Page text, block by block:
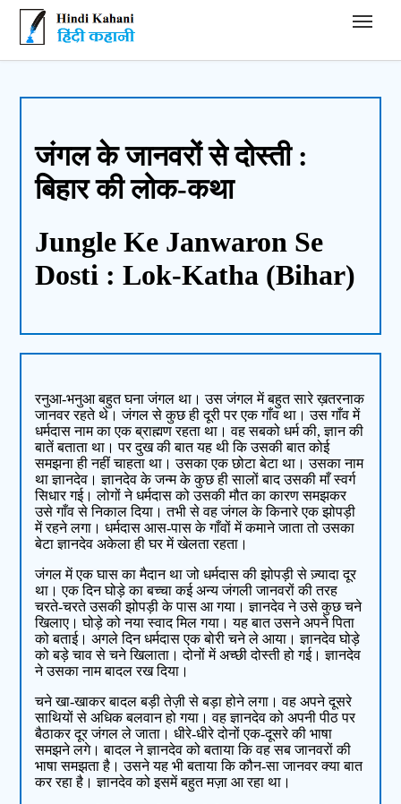
Hindi Kahani - हिंदी कहानी
जंगल के जानवरों से दोस्ती :
बिहार की लोक-कथा
Jungle Ke Janwaron Se
Dosti : Lok-Katha (Bihar)
रनुआ-भनुआ बहुत घना जंगल था। उस जंगल में बहुत सारे ख़तरनाक
जानवर रहते थे। जंगल से कुछ ही दूरी पर एक गाँव था। उस गाँव में
धर्मदास नाम का एक ब्राह्मण रहता था। वह सबको धर्म की, ज्ञान की
बातें बताता था। पर दुख की बात यह थी कि उसकी बात कोई
समझना ही नहीं चाहता था। उसका एक छोटा बेटा था। उसका नाम
था ज्ञानदेव। ज्ञानदेव के जन्म के कुछ ही सालों बाद उसकी माँ स्वर्ग
सिधार गई। लोगों ने धर्मदास को उसकी मौत का कारण समझकर
उसे गाँव से निकाल दिया। तभी से वह जंगल के किनारे एक झोपड़ी
में रहने लगा। धर्मदास आस-पास के गाँवों में कमाने जाता तो उसका
बेटा ज्ञानदेव अकेला ही घर में खेलता रहता।
जंगल में एक घास का मैदान था जो धर्मदास की झोपड़ी से ज़्यादा दूर
था। एक दिन घोड़े का बच्चा कई अन्य जंगली जानवरों की तरह
चरते-चरते उसकी झोपड़ी के पास आ गया। ज्ञानदेव ने उसे कुछ चने
खिलाए। घोड़े को नया स्वाद मिल गया। यह बात उसने अपने पिता
को बताई। अगले दिन धर्मदास एक बोरी चने ले आया। ज्ञानदेव घोड़े
को बड़े चाव से चने खिलाता। दोनों में अच्छी दोस्ती हो गई। ज्ञानदेव
ने उसका नाम बादल रख दिया।
चने खा-खाकर बादल बड़ी तेज़ी से बड़ा होने लगा। वह अपने दूसरे
साथियों से अधिक बलवान हो गया। वह ज्ञानदेव को अपनी पीठ पर
बैठाकर दूर जंगल ले जाता। धीरे-धीरे दोनों एक-दूसरे की भाषा
समझने लगे। बादल ने ज्ञानदेव को बताया कि वह सब जानवरों की
भाषा समझता है। उसने यह भी बताया कि कौन-सा जानवर क्या बात
कर रहा है। ज्ञानदेव को इसमें बहुत मज़ा आ रहा था।